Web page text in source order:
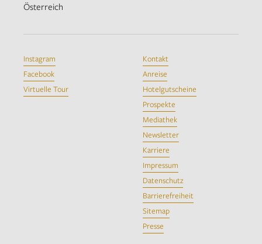
Österreich
Instagram
Facebook
Virtuelle Tour
Kontakt
Anreise
Hotelgutscheine
Prospekte
Mediathek
Newsletter
Karriere
Impressum
Datenschutz
Barrierefreiheit
Sitemap
Presse